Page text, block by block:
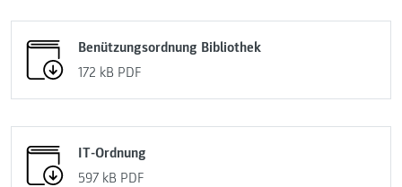
Benützungsordnung Bibliothek
172 kB PDF
IT-Ordnung
597 kB PDF